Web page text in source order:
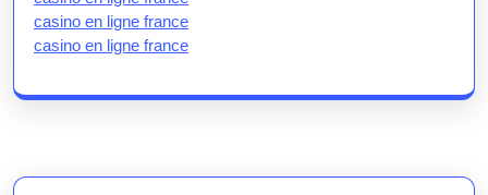
casino en ligne france
casino en ligne france